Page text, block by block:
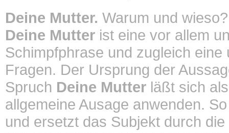
Deine Mutter. Warum und wieso?
Deine Mutter ist eine vor allem
Schimpfphrase und zugleich
Fragen. Der Ursprung der
Spruch Deine Mutter läßt sich
allgemeine Ausage anwenden.
und ersetzt das Subjekt durch